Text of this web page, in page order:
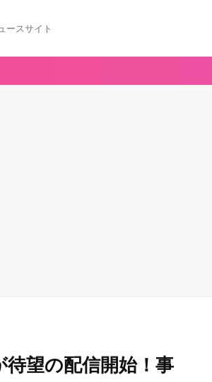
ースサイト
望の配信開始！事